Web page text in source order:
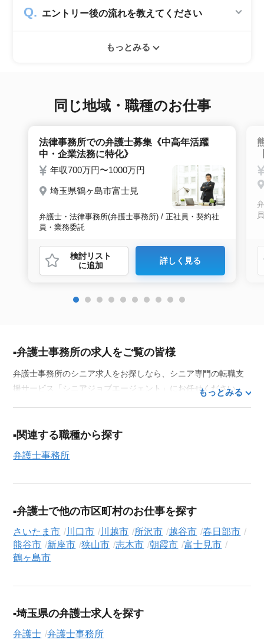
業のみ掲載をしています。60代・70代以上の
就職実績も多数ありますので年齢に気負いせず
ぜひ紹介依頼へ進んでください。
エントリー後の流れを教えてください
ーとヒアリングのお時間を頂きます。その後希
もっとみる
同じ地域・職種のお仕事
法律事務所での弁護士募集《中高年活躍
中・企業法務に特化》
年収700万円〜1000万円
埼玉県鶴ヶ島市富士見
弁護士・法律事務所(弁護士事務所) / 正社員・契約社
員・業務委託
検討リスト
に追加
詳しく見る
弁護士事務所の求人をご覧の皆様
弁護士事務所のシニア求人をお探しなら、シニア専門の転職支
援サービス「シニアジョブエージェント」にお任せください。
的にサポートします。この求人を含む
スだけの非公開求人です。
ご利用の流れ
る」ボタンからご登録ください。シニア専門のキャリアアドバ
イザーが、これまでのご経歴やご希望を丁寧にヒアリングし、
職務経歴書の作成から面接対策、企業との条件交渉まで、転職
活動の全プロセスを無料でサポートいたします。
なたの希望に合ったお仕事を簡単に見つけられます。雇用形態
収・時給・日給、さらに週休2日制
もっとみる
関連する職種から探す
弁護士事務所
弁護士で他の市区町村のお仕事を探す
さいたま市 川口市 川越市 所沢市 越谷市
春日部市
熊谷市
新座市 狭山市 志木市 朝霞市
富士見市
鶴ヶ島市
埼玉県の弁護士求人を探す
弁護士 弁護士事務所